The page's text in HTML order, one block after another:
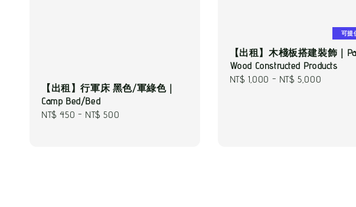
【出租】行軍床 黑色/軍綠色｜
Camp Bed/Bed
Regular
NT$ 450 - NT$ 500
可提
【出租】木棧板搭建裝飾｜
Wood Constructed Products
Regular
NT$ 1,000 - NT$ 5,000